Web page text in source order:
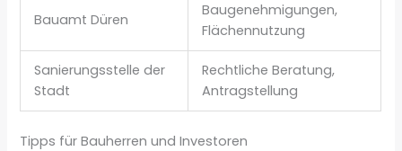
Bauamt Düren
Baugenehmigungen,
Flächennutzung
Sanierungsstelle der
Stadt
Rechtliche Beratung,
Antragstellung
Tipps für Bauherren und Investoren